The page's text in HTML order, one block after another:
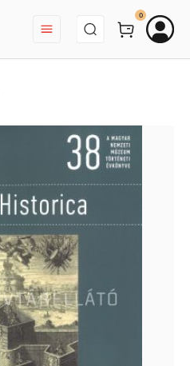
BEJELENTKEZÉS
0